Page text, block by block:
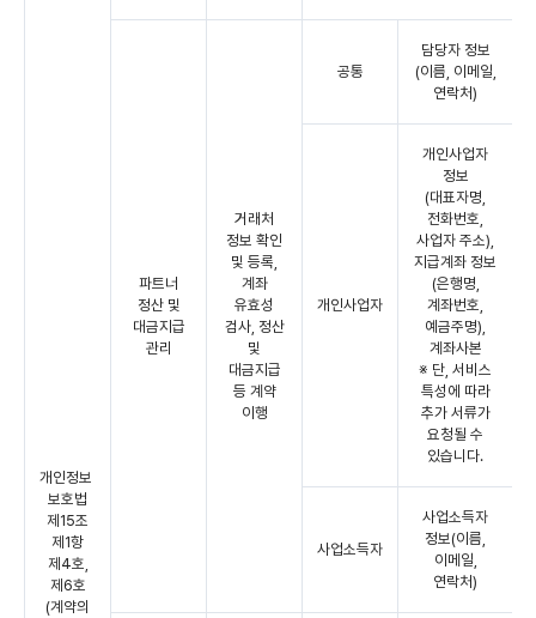
개인정보
보호법
제15조
제1항
제4호,
제6호
(계약의
파트너
정산 및
대금지급
관리
거래처
정보 확인
및 등록,
계좌
유효성
검사, 정산
및
대금지급
등 계약
이행
공통
담당자 정보
(이름, 이메일,
연락처)
개인사업자
개인사업자
정보
(대표자명,
전화번호,
사업자 주소),
지급계좌 정보
(은행명,
계좌번호,
예금주명),
계좌사본
※ 단, 서비스
특성에 따라
추가 서류가
요청될 수
있습니다.
사업소득자
사업소득자
정보(이름,
이메일,
연락처)